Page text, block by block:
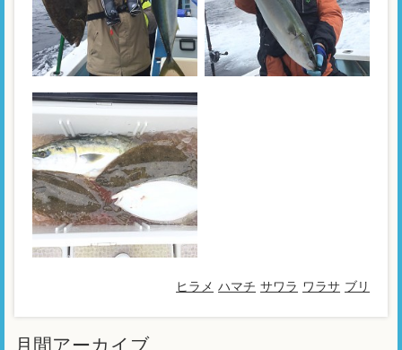
ヒラメ ハマチ サワラ ワラサ ブリ
月間アーカイブ